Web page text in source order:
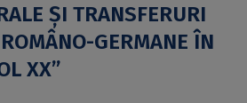
ȘI TRANSFERURI
GERMANE ÎN
XX”